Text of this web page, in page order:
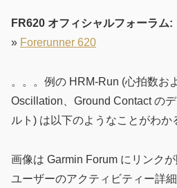
FR620 オフィシャルフォーラム:
» Forerunner 620
。。。例の HRM-Run (心拍数お
Oscillation、Ground Contact の
ルト) は以下のようなことがわか
画像は Garmin Forum にリンク
ユーザーのアクティビティー詳